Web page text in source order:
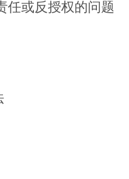
任或反授权的问题